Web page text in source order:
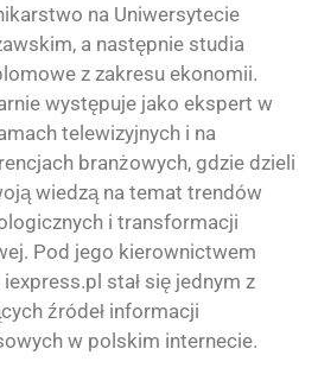
na Uniwersytecie
a następnie studia
z zakresu ekonomii.
występuje jako ekspert w
telewizyjnych i na
branżowych, gdzie dzieli
wiedzą na temat trendów
i transformacji
Pod jego kierownictwem
stał się jednym z
źródeł informacji
w polskim internecie.